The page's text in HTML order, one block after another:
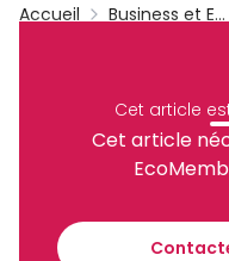
Cet article
Cet article
Accueil Business et Entreprises
Recevez